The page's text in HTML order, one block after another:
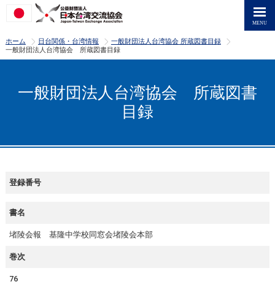
ホーム >
日台関係・台湾情報 >
一般財団法人台湾協会 所蔵図書目録
一般財団法人台湾協会 所蔵図書目録
一般財団法人台湾協会 所蔵図書
目録
登録番号
書名
堵陵会報 基隆中学校同窓会堵陵会本部
巻次
76